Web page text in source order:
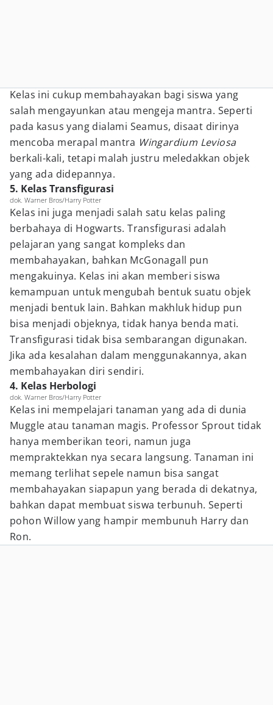
Kelas ini cukup membahayakan bagi siswa yang
salah mengayunkan atau mengeja mantra. Seperti
pada kasus yang dialami Seamus, disaat dirinya
mencoba merapal mantra Wingardium Leviosa
berkali-kali, tetapi malah justru meledakkan objek
yang ada didepannya.
5. Kelas Transfigurasi
dok. Warner Bros/Harry Potter
Kelas ini juga menjadi salah satu kelas paling
berbahaya di Hogwarts. Transfigurasi adalah
pelajaran yang sangat kompleks dan
membahayakan, bahkan McGonagall pun
mengakuinya. Kelas ini akan memberi siswa
kemampuan untuk mengubah bentuk suatu objek
menjadi bentuk lain. Bahkan makhluk hidup pun
bisa menjadi objeknya, tidak hanya benda mati.
Transfigurasi tidak bisa sembarangan digunakan.
Jika ada kesalahan dalam menggunakannya, akan
membahayakan diri sendiri.
4. Kelas Herbologi
dok. Warner Bros/Harry Potter
Kelas ini mempelajari tanaman yang ada di dunia
Muggle atau tanaman magis. Professor Sprout tidak
hanya memberikan teori, namun juga
mempraktekkan nya secara langsung. Tanaman ini
memang terlihat sepele namun bisa sangat
membahayakan siapapun yang berada di dekatnya,
bahkan dapat membuat siswa terbunuh. Seperti
pohon Willow yang hampir membunuh Harry dan
Ron.